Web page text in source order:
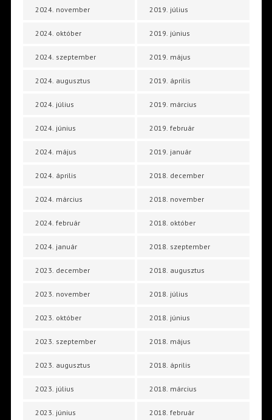
2024. november
2024. október
2024. szeptember
2024. augusztus
2024. július
2024. június
2024. május
2024. április
2024. március
2024. február
2024. január
2023. december
2023. november
2023. október
2023. szeptember
2023. augusztus
2023. július
2023. június
2019. július
2019. június
2019. május
2019. április
2019. március
2019. február
2019. január
2018. december
2018. november
2018. október
2018. szeptember
2018. augusztus
2018. július
2018. június
2018. május
2018. április
2018. március
2018. február